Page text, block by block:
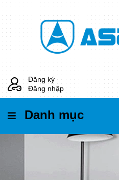
Đăng ký
Đăng nhập
Danh mục